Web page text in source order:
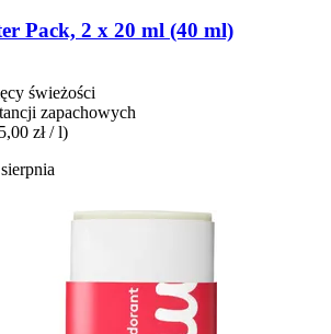
Pack, 2 x 20 ml (40 ml)
świeżości
zapachowych
zł / l)